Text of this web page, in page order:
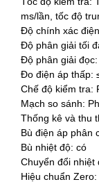
ms/lần, tốc độ
Độ chính xác
Độ phân giải tối
Độ phân giải đọc:
Đo điện áp thấp:
Chế độ kiểm tra:
Mạch so sánh:
Thống kê và thu
Bù điện áp phân
Bù nhiệt độ: có
Chuyển đổi nhiệt
Hiệu chuẩn Zero: